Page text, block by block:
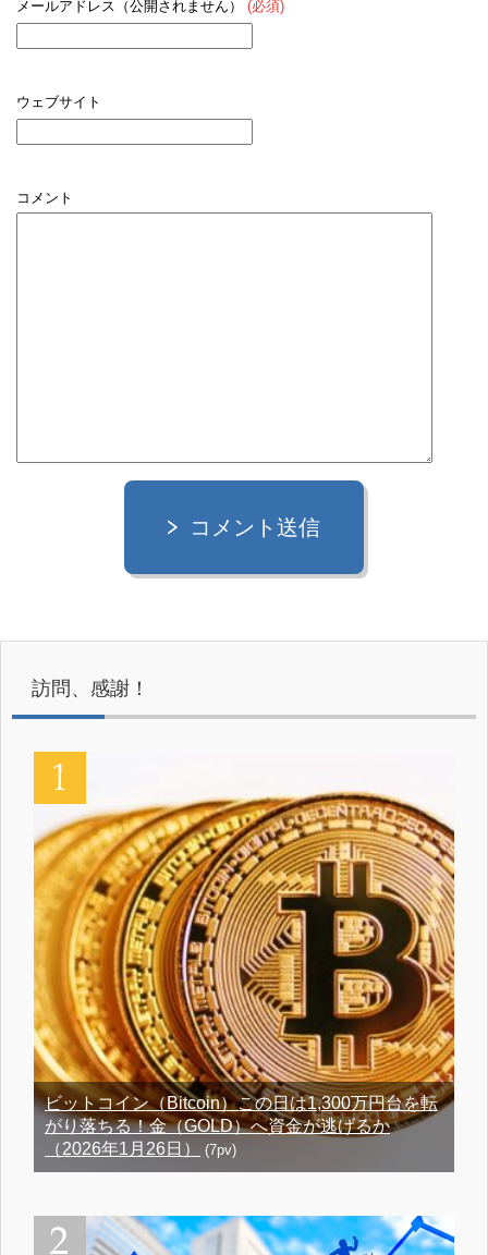
メールアドレス（公開されません） (必須)
ウェブサイト
コメント
コメント送信
訪問、感謝！
ビットコイン（Bitcoin）この日は1,300万円台を転
がり落ちる！金（GOLD）へ資金が逃げるか
（2026年1月26日）
(7pv)